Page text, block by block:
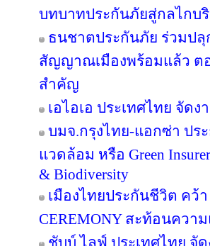
บทบาทประกันภัยสู่กลไกบ
ธนชาตประกันภัย ร่วมปลุ
สัญญาณเมืองพร้อมแล้ว ต
สำคัญ
เอไอเอ ประเทศไทย จัด
บมจ.กรุงไทย-แอกซ่า ปร
แวดล้อม หรือ Green
& Biodiversity
เมืองไทยประกันชีวิต คว้า
CEREMONY สะท้อนคว
ชับบ์ ไลฟ์ ประเทศไทย จั